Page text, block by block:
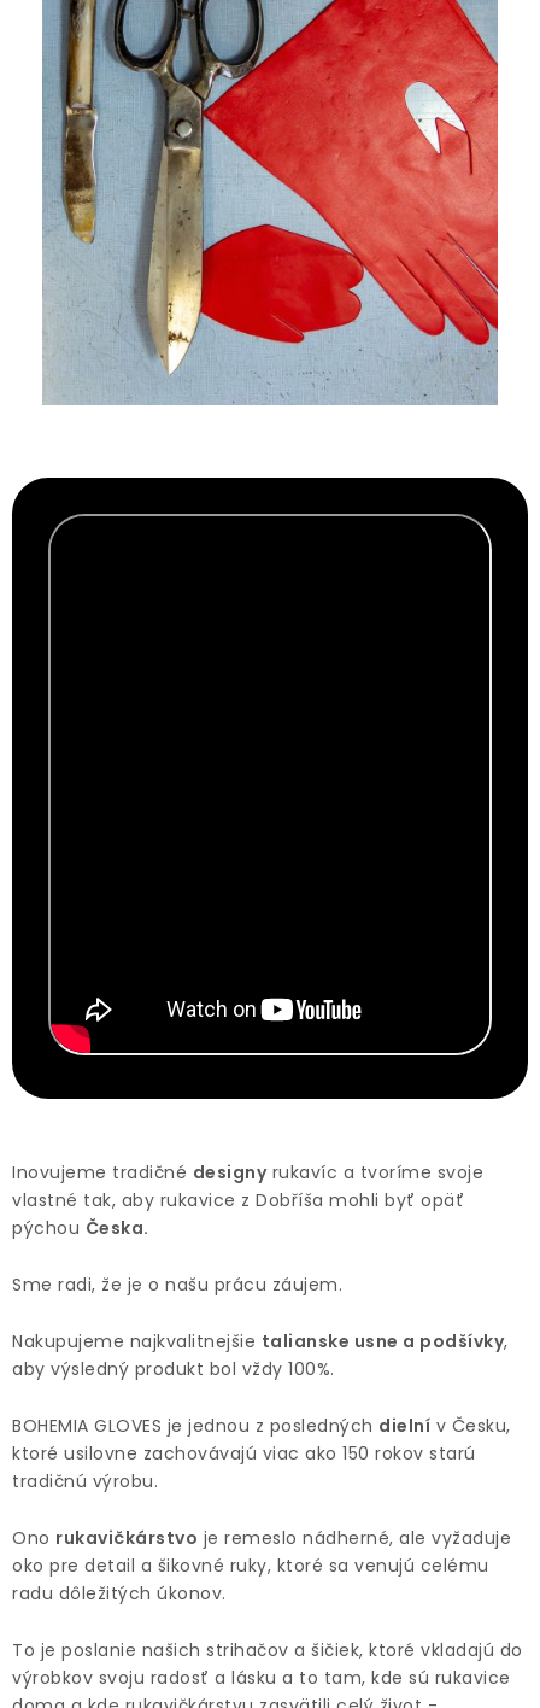
Inovujeme tradičné designyrukavíc a tvoríme svoje
vlastné tak, aby rukavice z Dobříša mohli byť opäť
pýchou Česka.
Sme radi, že je o našu prácu záujem.
Nakupujeme najkvalitnejšie talianske usne a podšívky,
aby výsledný produkt bol vždy 100%.
BOHEMIA GLOVES je jednou z posledných dielní v Česku,
ktoré usilovne zachovávajú viac ako 150 rokov starú
tradičnú výrobu.
Ono rukavičkárstvo je remeslo nádherné, ale vyžaduje
oko pre detail a šikovné ruky, ktoré sa venujú celému
radu dôležitých úkonov.
To je poslanie našich strihačov a šičiek, ktoré vkladajú do
výrobkov svoju radosť a lásku a to tam, kde sú rukavice